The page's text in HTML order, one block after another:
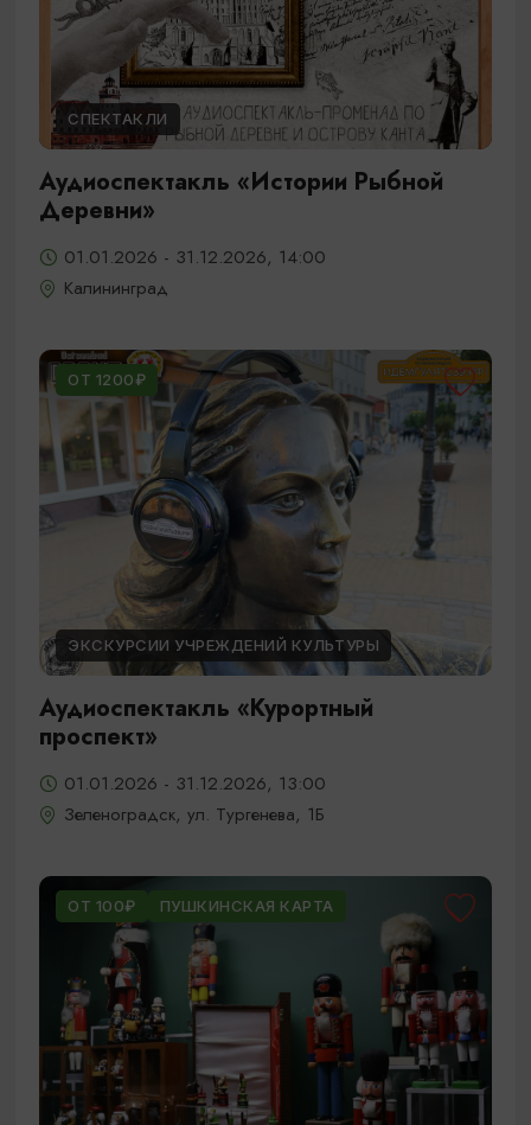
СПЕКТАКЛИ
Аудиоспектакль «Истории Рыбной
Деревни»
01.01.2026 - 31.12.2026, 14:00
Калининград
ОТ 1200₽
ЭКСКУРСИИ УЧРЕЖДЕНИЙ КУЛЬТУРЫ
Аудиоспектакль «Курортный
проспект»
01.01.2026 - 31.12.2026, 13:00
Зеленоградск, ул. Тургенева, 1Б
ОТ 100₽ ПУШКИНСКАЯ КАРТА